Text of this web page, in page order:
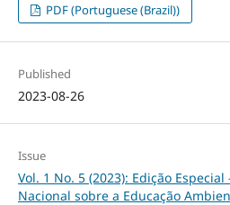
PDF (Portuguese (Brazil))
Published
2023-08-26
Issue
Vol. 1 No. 5 (2023): Edição
Nacional sobre a Educação